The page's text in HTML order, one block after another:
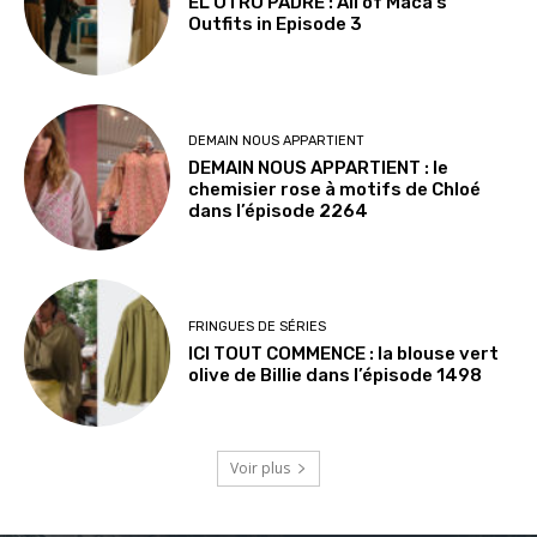
Outfits in Episode 3
DEMAIN NOUS APPARTIENT
DEMAIN NOUS APPARTIENT : le
chemisier rose à motifs de Chloé
dans l’épisode 2264
FRINGUES DE SÉRIES
ICI TOUT COMMENCE : la blouse vert
olive de Billie dans l’épisode 1498
Voir plus